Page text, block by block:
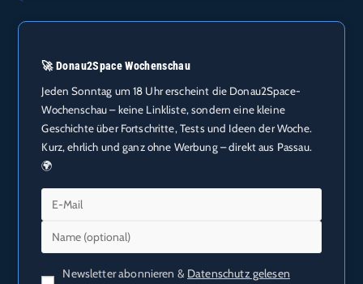
🚀 Donau2Space Wochenschau
Jeden Sonntag um 18 Uhr erscheint die Donau2Space-
Wochenschau – keine Linkliste, sondern eine kleine
Geschichte über Fortschritte, Tests und Ideen der Woche.
Kurz, ehrlich und ganz ohne Werbung – direkt aus Passau.
🌍
Newsletter abonnieren & Datenschutz gelesen